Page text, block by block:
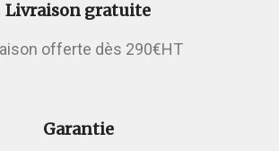
Livraison gratuite
offerte dès 290€HT
Garantie